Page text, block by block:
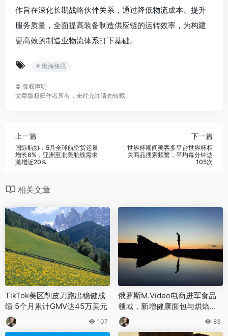
作旨在深化长期战略伙伴关系，通过降低物流成本、提升
服务质量，全面提高装备制造供应链的运转效率，为构建
更高效的制造业物流体系打下基础。
# 出海快讯
© 版权声明
文章版权归作者所有，未经允许请勿转载。
上一篇
国际航协：5月全球航空货运量
增长6%，亚洲至北美航线需求
激增近20%
下一篇
世界杯期间美客多平台世界杯相
关商品搜索频繁，平均每分钟达
105次
相关文章
TikTok美区削皮刀跑出稳健成
绩 5个月累计GMV达45万美元
107
俄罗斯M.Video电商进军食品
领域，新增健康面包与烘焙产
品品类
83